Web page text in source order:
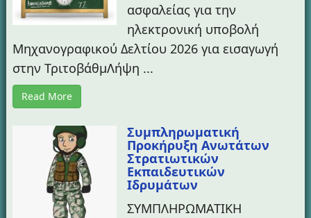
ασφαλείας για την
ηλεκτρονική υποβολή
Μηχανογραφικού Δελτίου 2026 για εισαγωγή
στην ΤριτοβάθμΛήψη ...
Read More
Συμπληρωματική
Προκήρυξη Ανωτάτων
Στρατιωτικών
Εκπαιδευτικών
Ιδρυμάτων
ΣΥΜΠΛΗΡΩΜΑΤΙΚΗ